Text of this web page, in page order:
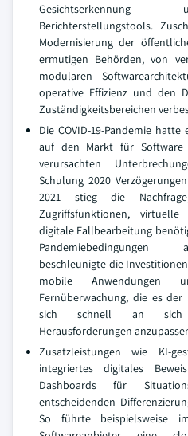
Gesichtserkennung
Berichterstellungstools.
Modernisierung der
ermutigen Behörden, von
modularen
operative Effizienz und den
Zuständigkeitsbereichen
Die COVID-19-Pandemie
auf den Markt für Software
verursachten
Schulung 2020
2021 stieg die
Zugriffsfunktionen,
digitale Fallbearbeitung
Pandemiebedingungen
beschleunigte die
mobile
Fernüberwachung, die es
sich schnell an sich
Herausforderungen
Zusatzleistungen wie KI-
integriertes digitales
Dashboards für
entscheidenden
So führte beispielsweise